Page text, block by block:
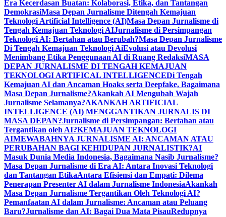
Era Kecerdasan Buatan: Kolaborasi, Etika, dan Tantangan
DemokrasiMasa Depan Jurnalisme Ditengah Kemajuan
Teknologi Artificial Intelligence (AI)Masa Depan Jurnalisme di
Tengah Kemajuan Teknologi AIJurnalisme di Persimpangan
Teknologi AI: Bertahan atau Berubah?Masa Depan Jurnalisme
Di Tengah Kemajuan Teknologi AiEvolusi atau Devolusi
Menimbang Etika Penggunaan AI di Ruang RedaksiMASA
DEPAN JURNALISME DI TENGAH KEMAJUAN
TEKNOLOGI ARTIFICAL INTELLIGENCEDi Tengah
Kemajuan AI dan Ancaman Hoaks serta Deepfake, Bagaimana
Masa Depan Jurnalisme?Akankah AI Mengubah Wajah
Jurnalisme Selamanya?AKANKAH ARTIFICIAL
INTELLIGENCE (AI) MENGGANTIKAN JURNALIS DI
MASA DEPAN?Jurnalisme di Persimpangan: Bertahan atau
Tergantikan oleh AI?KEMAJUAN TEKNOLOGI
AIMEWABAHNYA JURNALISME AI: ANCAMAN ATAU
PERUBAHAN BAGI KEHIDUPAN JURNALISTIK?AI
Masuk Dunia Media Indonesia, Bagaimana Nasib Jurnalisme?
Masa Depan Jurnalisme di Era AI: Antara Inovasi Teknologi
dan Tantangan EtikaAntara Efisiensi dan Empati: Dilema
Penerapan Presenter AI dalam Jurnalisme IndonesiaAkankah
Masa Depan Jurnalisme Tergantikan Oleh Teknologi AI?
Pemanfaatan AI dalam Jurnalisme: Ancaman atau Peluang
Baru?Jurnalisme dan AI: Bagai Dua Mata PisauRedupnya